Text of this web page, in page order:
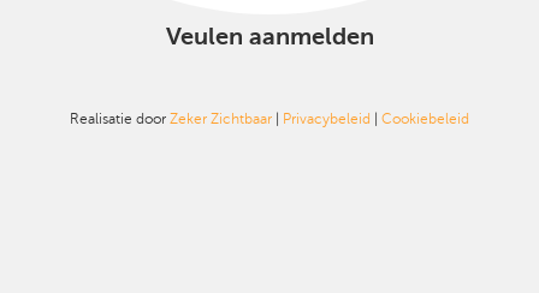
Veulen aanmelden
Realisatie door Zeker Zichtbaar | Privacybeleid | Cookiebeleid